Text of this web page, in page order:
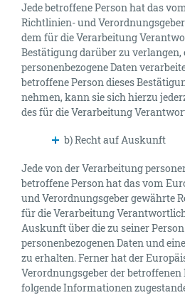
Jede betroffene Person hat das
Richtlinien- und
dem für die Verarbeitung
Bestätigung darüber zu verlangen,
personenbezogene Daten
betroffene Person dieses
nehmen, kann sie sich hierzu
des für die Verarbeitung
b) Recht auf Auskunft
Jede von der Verarbeitung
betroffene Person hat das vom
und Verordnungsgeber gewährte
für die Verarbeitung
Auskunft über die zu seiner
personenbezogenen Daten und
zu erhalten. Ferner hat der
Verordnungsgeber der
folgende Informationen